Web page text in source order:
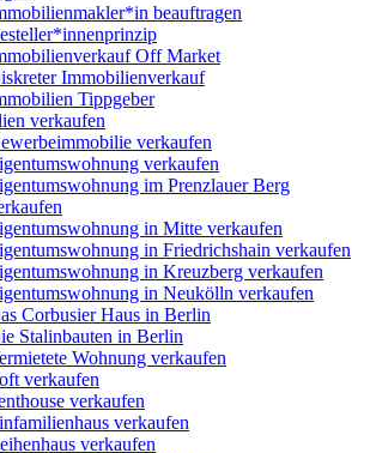
beauftragen
Off Market
Immobilienverkauf
Tippgeber
verkaufen
verkaufen
verkaufen
im Prenzlauer Berg
in Mitte verkaufen
in Friedrichshain verkaufen
in Kreuzberg verkaufen
in Neukölln verkaufen
Corbusier Haus in Berlin
Stalinbauten in Berlin
Wohnung verkaufen
verkaufen
verkaufen
verkaufen
verkaufen